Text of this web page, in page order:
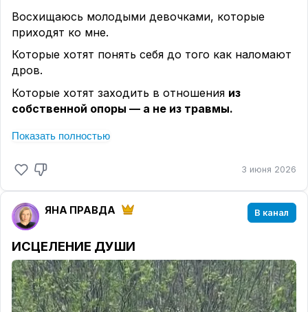
Это уважение к себе. 🤍
быть собой? Или уже нет?
Восхищаюсь молодыми девочками, которые
приходят ко мне.
Которые хотят понять себя до того как наломают
дров.
Которые хотят заходить в отношения из
собственной опоры — а не из травмы.
Я сама до сорока лет болталась, как говно в
И считала, что пойти к психологу — это значит
Набила кучу шишек.
Потом пошла себя лечить.
А потом решила помогать другим.
Поэтому говорю вам прямо.
Знаете как выглядят отношения из травмы?
Показать полностью
3 июня 2026
ЯНА ПРАВДА В канал
ИСЦЕЛЕНИЕ ДУШИ